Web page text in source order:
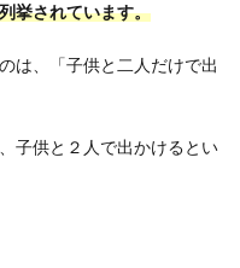
挙されています。
は、「子供と二人だけで出
子供と２人で出かけるとい